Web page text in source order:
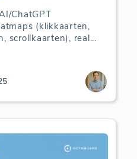
ChatGPT
(klikkaarten,
scrollkaarten), real...